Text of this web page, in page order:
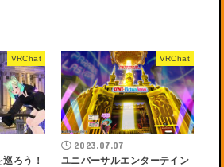
VRChat
ろう！
VRChat
2023.07.07
ユニバーサルエンターテイン